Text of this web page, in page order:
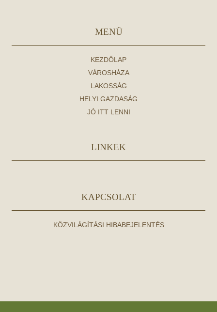
MENÜ
KEZDŐLAP
VÁROSHÁZA
LAKOSSÁG
HELYI GAZDASÁG
JÓ ITT LENNI
LINKEK
KAPCSOLAT
KÖZVILÁGÍTÁSI HIBABEJELENTÉS